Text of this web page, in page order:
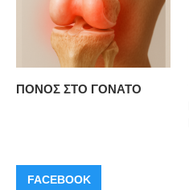
ΠΟΝΟΣ ΣΤΟ ΓΟΝΑΤΟ
FACEBOOK